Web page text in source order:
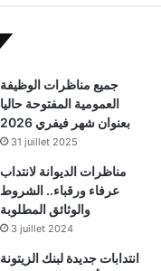
جميع مناظرات الوظيفة
العمومية المفتوحة حاليا
بعنوان شهر فيفري 2026
31 juillet 2025
مناظرات الديوانة لانتداب
عرفاء ورقباء.. الشروط
والوثائق المطلوبة
3 juillet 2024
انتدابات جديدة لبنك الزيتونة